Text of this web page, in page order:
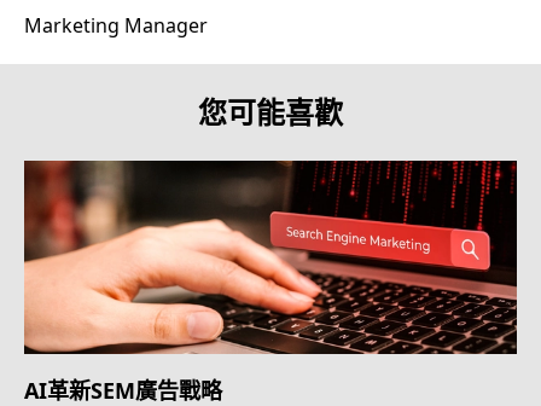
Marketing Manager
您可能喜歡
AI革新SEM廣告戰略